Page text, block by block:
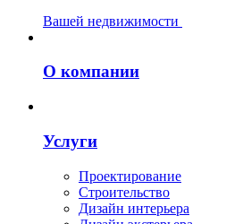
Вашей недвижимости
О компании
Услуги
Проектирование
Строительство
Дизайн интерьера